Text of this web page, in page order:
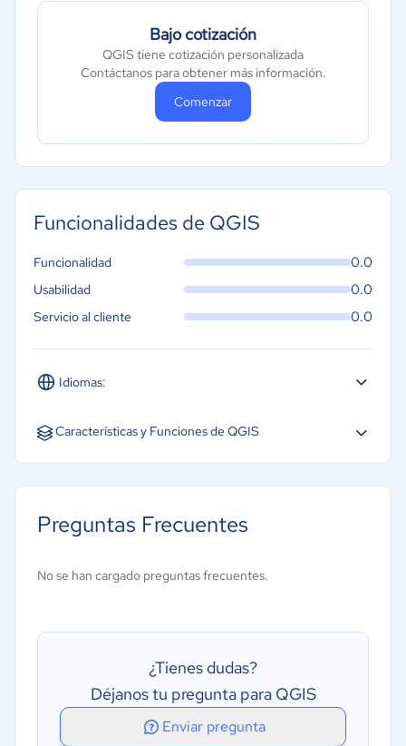
Bajo cotización
QGIS tiene cotización personalizada
Contáctanos para obtener más información.
Comenzar
Funcionalidades de QGIS
Idiomas:
Español Inglés Portugués
Funcionalidad 0.0
Usabilidad 0.0
Servicio al cliente 0.0
Características y Funciones de QGIS
Superposición
Consulta de zona de búfer
Análisis espacial
Transmisión en tiempo real
Preguntas Frecuentes
No se han cargado preguntas frecuentes.
¿Tienes dudas?
Déjanos tu pregunta para QGIS
Enviar pregunta